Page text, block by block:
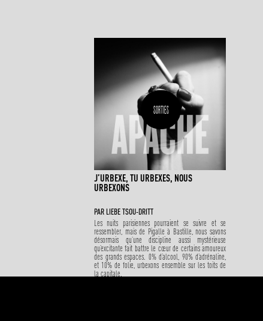
SORTIES
J’URBEXE, TU URBEXES, NOUS
URBEXONS
PARLIEBE TSOU-DRITT
Les nuits parisiennes pourraient se suivre et se
ressembler, mais de Pigalle à Bastille, nous savons
désormais qu’une discipline aussi mystérieuse
qu’excitante fait battre le cœur de certains amoureux
des grands espaces. 0% d’alcool, 90% d’adrénaline,
et 10% de folie, urbexons ensemble sur les toits de
la capitale.